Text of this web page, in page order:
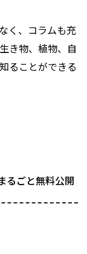
く、コラムも充
き物、植物、自
ることができる
るごと無料公開